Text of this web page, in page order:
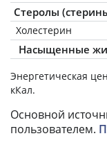
Стеролы
Холестерин
Насыщенные
Энергетическая
кКал.
Основной
пользователем.